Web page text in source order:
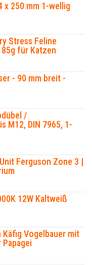
x 250 mm 1-wellig
Stress Feline
für Katzen
- 90 mm breit -
/
M12, DIN 7965, 1-
Ferguson Zone 3 |
12W Kaltweiß
Vogelbauer mit